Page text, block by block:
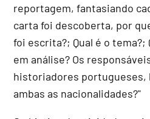
reportagem, fantasiando
carta foi descoberta, por
foi escrita?; Qual é o
em análise? Os
historiadores portugueses,
ambas as nacionalidades?"